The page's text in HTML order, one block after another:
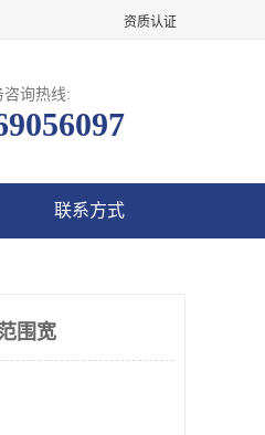
资质认证
咨询热线:
联系方式
围宽